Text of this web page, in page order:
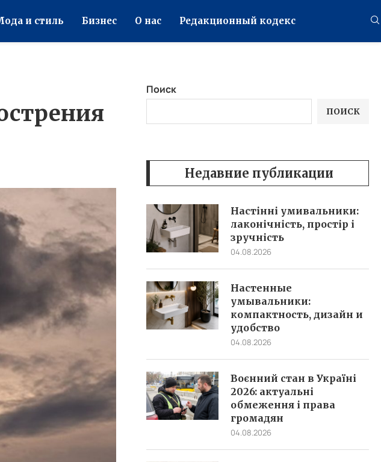
и стиль Бизнес О нас Редакционный кодекс
Поиск
ПОИСК
Недавние публикации
Настінні умивальники:
лаконічність, простір і
зручність
04.08.2026
Настенные
умывальники:
компактность, дизайн и
удобство
04.08.2026
Воєнний стан в Україні
2026: актуальні
обмеження і права
громадян
04.08.2026